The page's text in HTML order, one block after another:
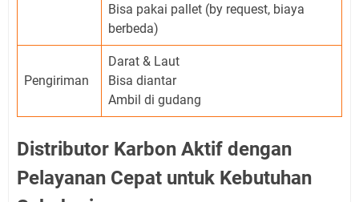
Bisa pakai pallet (by request, biaya
berbeda)
Pengiriman
Darat & Laut
Bisa diantar
Ambil di gudang
Distributor Karbon Aktif dengan
Pelayanan Cepat untuk Kebutuhan